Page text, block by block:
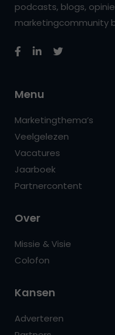
podcasts, blogs,
marketingcommunity
Menu
Marketingthema’s
Veelgelezen
Vacatures
Jaarboek
Partnercontent
Over
Missie & Visie
Colofon
Kansen
Adverteren